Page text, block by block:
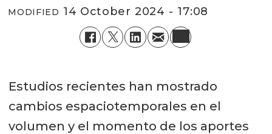
MODIFIED 14 October 2024 - 17:08
Estudios recientes han mostrado
cambios espaciotemporales en el
volumen y el momento de los aportes